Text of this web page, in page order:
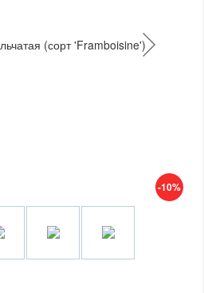
-10%